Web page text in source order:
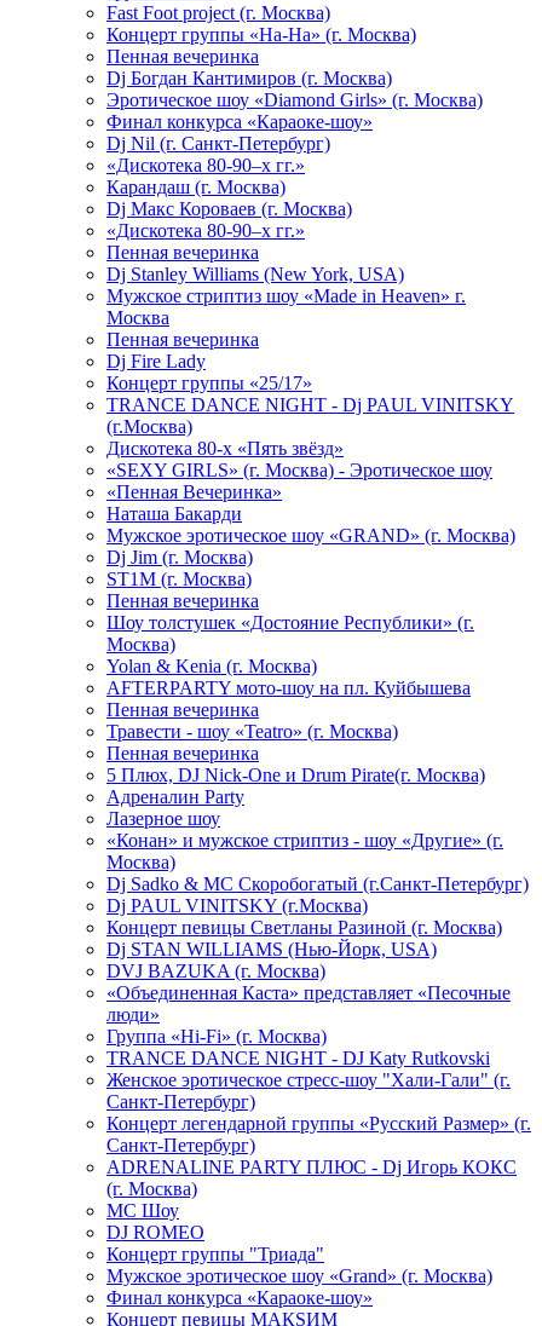
Fast Foot project (г. Москва)
Концерт группы «На-На» (г. Москва)
Пенная вечеринка
Dj Богдан Кантимиров (г. Москва)
Эротическое шоу «Diamond Girls» (г. Москва)
Финал конкурса «Караоке-шоу»
Dj Nil (г. Санкт-Петербург)
«Дискотека 80-90–х гг.»
Карандаш (г. Москва)
Dj Макс Короваев (г. Москва)
«Дискотека 80-90–х гг.»
Пенная вечеринка
Dj Stanley Williams (New York, USA)
Мужское стриптиз шоу «Made in Heaven» г.
Москва
Пенная вечеринка
Dj Fire Lady
Концерт группы «25/17»
TRANCE DANCE NIGHT - Dj PAUL VINITSKY
(г.Москва)
Дискотека 80-х «Пять звёзд»
«SEXY GIRLS» (г. Москва) - Эротическое шоу
«Пенная Вечеринка»
Hаташа Бакарди
Мужское эротическое шоу «GRAND» (г. Москва)
Dj Jim (г. Москва)
ST1M (г. Москва)
Пенная вечеринка
Шоу толстушек «Достояние Республики» (г.
Москва)
Yolan & Kenia (г. Москва)
AFTERPARTY мото-шоу на пл. Куйбышева
Пенная вечеринка
Травести - шоу «Teatro» (г. Москва)
Пенная вечеринка
5 Плюх, DJ Nick-One и Drum Pirate(г. Москва)
Адреналин Party
Лазерное шоу
«Конан» и мужское стриптиз - шоу «Другие» (г.
Москва)
Dj Sadko & МС Скоробогатый (г.Санкт-Петербург)
Dj PAUL VINITSKY (г.Москва)
Концерт певицы Светланы Разиной (г. Москва)
Dj STAN WILLIAMS (Нью-Йорк, USA)
DVJ BAZUKA (г. Москва)
«Объединенная Каста» представляет «Песочные
люди»
Группа «Hi-Fi» (г. Москва)
TRANCE DANCE NIGHT - DJ Katy Rutkovski
Женское эротическое стресс-шоу "Хали-Гали" (г.
Санкт-Петербург)
Концерт легендарной группы «Русский Размер» (г.
Санкт-Петербург)
ADRENALINE PARTY ПЛЮС - Dj Игорь КОКС
(г. Москва)
MC Шоу
DJ ROMEO
Концерт группы "Триада"
Мужское эротическое шоу «Grand» (г. Москва)
Финал конкурса «Караоке-шоу»
Концерт певицы МАКSИМ